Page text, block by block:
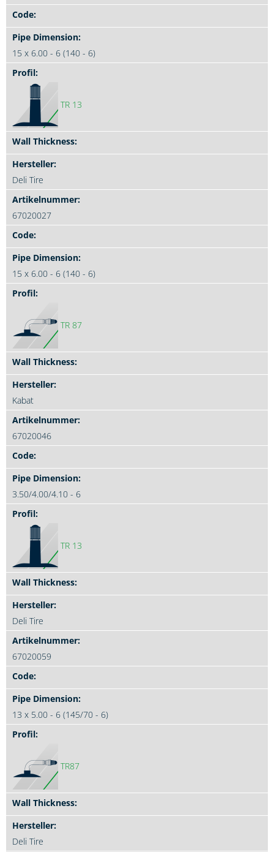
15 x 6.00 - 6 (140 - 6)
TR 13
Deli Tire
67020027
15 x 6.00 - 6 (140 - 6)
TR 87
Kabat
67020046
3.50/4.00/4.10 - 6
TR 13
Deli Tire
67020059
13 x 5.00 - 6 (145/70 - 6)
TR87
Deli Tire